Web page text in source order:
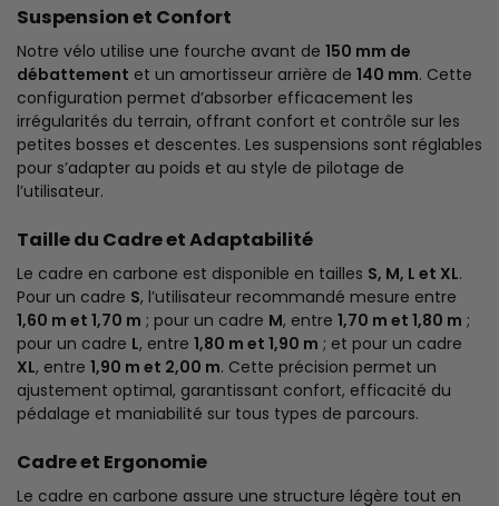
Suspension et Confort
Notre vélo utilise une fourche avant de 150 mm de
débattement et un amortisseur arrière de 140 mm. Cette
configuration permet d’absorber efficacement les
irrégularités du terrain, offrant confort et contrôle sur les
petites bosses et descentes. Les suspensions sont réglables
pour s’adapter au poids et au style de pilotage de
l’utilisateur.
Taille du Cadre et Adaptabilité
Le cadre en carbone est disponible en tailles S, M, L et XL.
Pour un cadre S, l’utilisateur recommandé mesure entre
1,60 m et 1,70 m ; pour un cadre M, entre 1,70 m et 1,80 m ;
pour un cadre L, entre 1,80 m et 1,90 m ; et pour un cadre
XL, entre 1,90 m et 2,00 m. Cette précision permet un
ajustement optimal, garantissant confort, efficacité du
pédalage et maniabilité sur tous types de parcours.
Cadre et Ergonomie
Le cadre en carbone assure une structure légère tout en